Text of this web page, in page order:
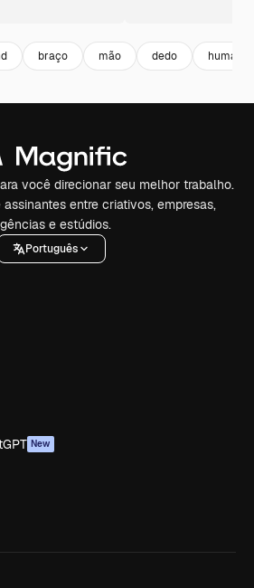
braço mão dedo humano
você direcionar seu melhor trabalho.
assinantes entre criativos, empresas,
e estúdios.
Português
New